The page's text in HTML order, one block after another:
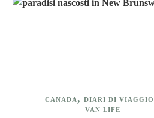
CANADA
DIARI DI VIAGGIO
VAN LIFE